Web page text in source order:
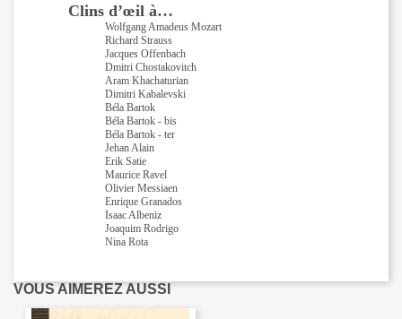
Clins d’œil à…
Wolfgang Amadeus Mozart
Richard Strauss
Jacques Offenbach
Dmitri Chostakovitch
Aram Khachaturian
Dimitri Kabalevski
Béla Bartok
Béla Bartok - bis
Béla Bartok - ter
Jehan Alain
Erik Satie
Maurice Ravel
Olivier Messiaen
Enrique Granados
Isaac Albeniz
Joaquim Rodrigo
Nina Rota
VOUS AIMEREZ AUSSI